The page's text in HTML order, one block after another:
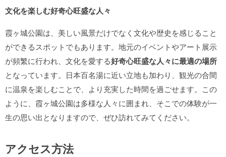
文化を楽しむ好奇心旺盛な人々
霞ヶ城公園は、美しい風景だけでなく文化や歴史を感じること
ができるスポットでもあります。地元のイベントやアート展示
が頻繁に行われ、文化を愛する好奇心旺盛な人々に最適の場所
となっています。日本百名湯に近い立地も加わり、観光の合間
に温泉を楽しむことで、より充実した時間を過ごせます。この
ように、霞ヶ城公園は多様な人々に囲まれ、そこでの体験が一
生の思い出となりますので、ぜひ訪れてみてください。
アクセス方法